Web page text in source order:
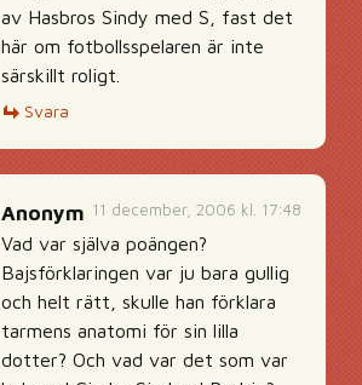
av Hasbros Sindy med S, fast det
här om fotbollsspelaren är inte
särskillt roligt.
Svara
11 december, 2006 kl. 17:48
Anonym
Vad var själva poängen?
Bajsförklaringen var ju bara gullig
och helt rätt, skulle han förklara
tarmens anatomi för sin lilla
dotter? Och vad var det som var